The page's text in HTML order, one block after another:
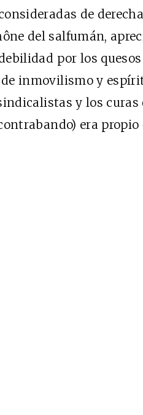
de
del salfumán,
por los
inmovilismo y
y los curas
era propio